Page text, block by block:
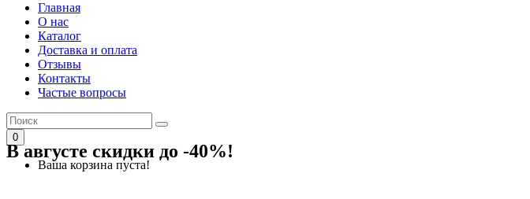
Главная
О нас
Каталог
Доставка и оплата
Отзывы
Контакты
Частые вопросы
0
Ваша корзина пуста!
В августе скидки до -40%!